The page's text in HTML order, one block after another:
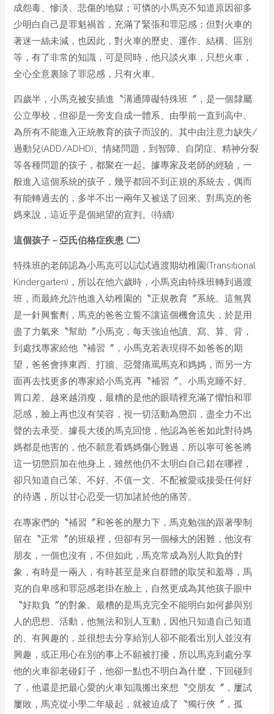
成怨毒、慘淡、悲傷的地獄；可憐的小馬克不知道原因卻多
少明白自己是罪魁禍首，充滿了緊張和罪惡感；但對火車的
著迷一絲未減，也因此，對火車的歷史、運作、結構、區別
等，有了非常的知識，可是同時，他只談火車，只想火車，
全心全意裏除了罪惡感，只有火車。
四歲半，小馬克被安插進〝溝通障礙特殊班〞，是一個隸屬
公立學校，但卻是一旁支自成一體系、由學前一直到高中、
為所有不能進入正統教育的孩子而設的。其中由注意力缺失/
過動兒(ADD/ADHD)、情緒問題，到智障、自閉症、精神分裂
等各種問題的孩子，都聚在一起。據專家及老師的經驗，一
般進入這個系統的孩子，幾乎都回不到正規的系統去，偶而
有能轉過去的，多半不出一兩年又被送了回來。對馬克的爸
媽來說，這近乎是個絕望的宣判。(待續)
這個孩子 －亞氏伯格症疾患 (二)
特殊班的老師認為小馬克可以試試過渡期幼稚園(Transitional
Kindergarten)，所以在他六歲時，小馬克由特殊班轉到過渡
班，而最終允許他進入幼稚園的〝正規教育〞系統。這無異
是一針興奮劑，馬克的爸爸立誓不讓這個機會流失，於是用
盡了力氣來〝幫助〞小馬克，每天強迫他讀、寫、算、背，
到處找專家給他〝補習〞，小馬克若表現得不如爸爸的期
望，爸爸會摔東西、打牆、惡聲痛罵馬克和媽媽，而另一方
面再去找更多的專家給小馬克再〝補習〞。小馬克睡不好、
胃口差、越來越消瘦，最糟的是他的眼睛裡充滿了懼怕和罪
惡感，臉上再也沒有笑容，視一切活動為懲罰，盡全力不出
聲的去承受。據長大後的馬克回憶，他認為爸爸如此對待媽
媽都是他害的，他不願意看媽媽傷心難過，所以寧可爸爸將
這一切懲罰加在他身上，雖然他仍不太明白自己錯在哪裡，
卻只知道自己笨、不好、不值一文、不配被愛或接受任何好
的待遇，所以甘心忍受一切加諸於他的痛苦。
在專家們的〝補習〞和爸爸的壓力下，馬克勉強的跟著學制
留在〝正常〞的班級裡，但卻有另一個極大的困難，他沒有
朋友，一個也沒有，不但如此，馬克常成為別人欺負的對
象，有時是一兩人，有時甚至是來自群體的取笑和羞辱，馬
克的自卑感和罪惡感老掛在臉上，自然更成為其他孩子眼中
〝好欺負〞的對象。最糟的是馬克完全不能明白如何參與別
人的思想、活動，他無法和別人互動，因他只知道自己知道
的、有興趣的，並很想去分享給別人卻不能看出別人並沒有
興趣，或正用心在別的事上不願被打擾，所以馬克到處分享
他的火車卻老碰釘子，他卻一點也不明白為什麼，下回碰到
了，他還是把最心愛的火車知識搬出來想〝交朋友〞，屢試
屢敗，馬克從小學二年級起，就被迫成了〝獨行俠〞，孤